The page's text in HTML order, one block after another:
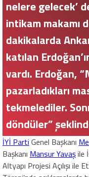
nelere gelecek’
intikam makamı
dakikalarda
katılan
vardı. Erdoğan,
pazarladıkları
tekmelediler.
döndüler”
İYİ Parti Genel Başkanı
Başkanı Mansur Yavaşile
Altyapı Projesi Açılışı ile